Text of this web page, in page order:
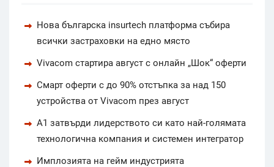
Нова българска insurtech платформа събира
всички застраховки на едно място
Vivacom стартира август с онлайн „Шок“ оферти
Смарт оферти с до 90% отстъпка за над 150
устройства от Vivacom през август
А1 затвърди лидерството си като най-голямата
технологична компания и системен интегратор
Имплозията на гейм индустрията